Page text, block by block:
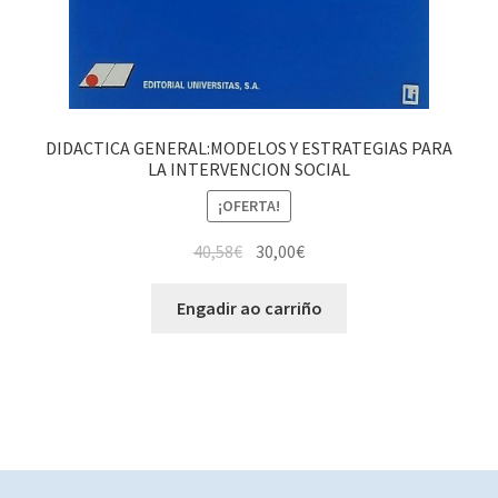
DIDACTICA GENERAL:MODELOS Y ESTRATEGIAS PARA
LA INTERVENCION SOCIAL
¡OFERTA!
40,58€ 30,00€
Engadir ao carriño